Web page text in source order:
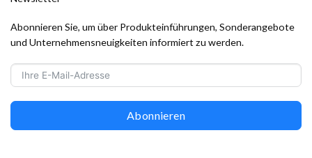
Abonnieren Sie, um über Produkteinführungen, Sonderangebote
und Unternehmensneuigkeiten informiert zu werden.
Abonnieren